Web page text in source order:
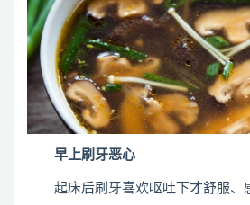
早上刷牙恶心
起床后刷牙喜欢呕吐下才舒服、